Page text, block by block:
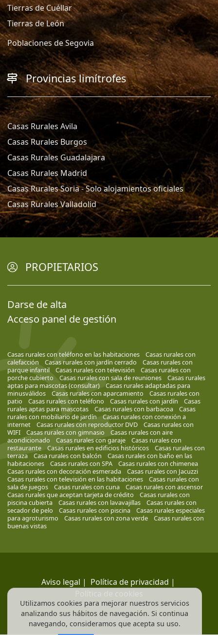
Tierras de Cuéllar
Tierras de León
Poblaciones de Segovia
Provincias limítrofes
Casas Rurales Avila
Casas Rurales Burgos
Casas Rurales Guadalajara
Casas Rurales Madrid
Casas Rurales Soria - Solo alojamientos oficiales
Casas Rurales Valladolid
PROPIETARIOS
Darse de alta
Acceso panel de gestión
Casas rurales con teléfono en las habitaciones
Casas rurales con
calefacción
Casas rurales con jardín cerrado
Casas rurales con
parque infantil
Casas rurales con televisión
Casas rurales con
porche cubierto
Casas rurales con sala de reuniones
Casas rurales
aptas para mascotas (consultar)
Casas rurales adaptadas para
minusválidos
Casas rurales con aparcamiento
Casas rurales con
patio
Casas rurales con teléfono Casas rurales con jardín
Casas
rurales aptas para mascotas
Casas rurales con barbacoa
Casas
rurales con mobiliario de jardín
Casas rurales con conexión a
internet
Casas rurales con reproductor DVD
Casas rurales con
WIFI
Casas rurales con gimnasio
Casas rurales con aire
acondicionado
Casas rurales con garaje
Casas rurales con
restaurante
Casas rurales en edificios históricos
Casas rurales con
terraza
Casa rurales con balcón
Casas rurales con baño en las
habitaciones
Casas rurales con SPA
Casas rurales con chimenea
Casas rurales con decoración esmerada
Casas rurales con Jacuzzi
Casas rurales con televisión en las habitaciones
Casas rurales con
sala de juegos
Casas rurales con cuna
Casas rurales con ascensor
Casas rurales que aceptan tarjeta de crédito
Casas rurales con
piscina cubierta
Casas rurales con lavavajillas
Casas rurales con
secador de pelo
Casas rurales con piscina
Casas rurales especiales
para agroturismo
Casas rurales con zona verde
Casas rurales con
buenas vistas
Aviso legal | Política de privacidad |
Política de cookies
Utilizamos cookies para mejorar nuestros servicios
analizando sus hábitos de navegación. Si continua
navegando, consideramos que acepta su uso.